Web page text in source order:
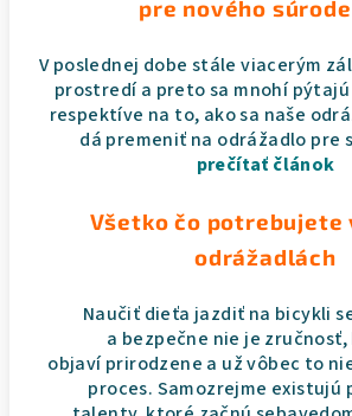
pre nového
V poslednej dobe stále viacerým
prostredí a preto sa mnohí
respektíve na to, ako sa naše
dá premeniť na odrážadlo pre
prečítať článok
Všetko čo potrebujete
odrážadlách
Naučiť dieťa jazdiť na bicykli
a bezpečne nie je
objaví prirodzene a už vôbec to
proces. Samozrejme existujú